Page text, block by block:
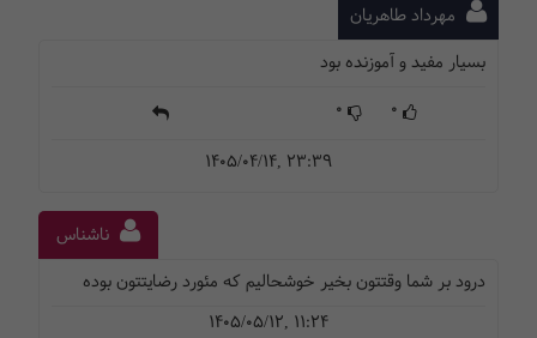
مهرداد طاهریان
بسیار مفید و آموزنده بود
0
0
1405/04/14, 23:39
ناشناس
درود بر شما وقتتون بخیر خوشحالیم که مئورد رضایتتون بوده
1405/05/12, 11:24